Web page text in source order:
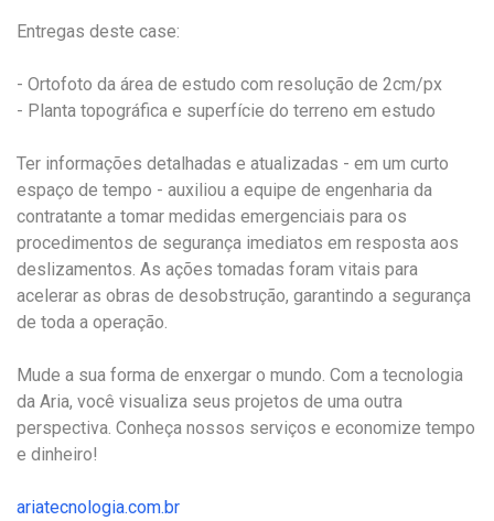
Entregas deste case:
- Ortofoto da área de estudo com resolução de 2cm/px
- Planta topográfica e superfície do terreno em estudo
Ter informações detalhadas e atualizadas - em um curto
espaço de tempo - auxiliou a equipe de engenharia da
contratante a tomar medidas emergenciais para os
procedimentos de segurança imediatos em resposta aos
deslizamentos. As ações tomadas foram vitais para
acelerar as obras de desobstrução, garantindo a segurança
de toda a operação.
Mude a sua forma de enxergar o mundo. Com a tecnologia
da Aria, você visualiza seus projetos de uma outra
perspectiva. Conheça nossos serviços e economize tempo
e dinheiro!
ariatecnologia.com.br